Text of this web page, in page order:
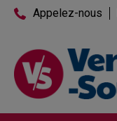
Appelez-nous